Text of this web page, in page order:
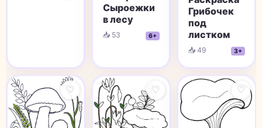
Сыроежки
в лесу
📥 53 6+
Грибочек
под
листком
📥 49 3+
♡ ♡ ♡